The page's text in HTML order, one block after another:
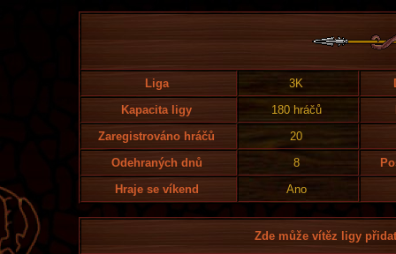
Liga 3K
Kapacita ligy
180 hráčů
Zaregistrováno hráčů
20
Odehraných dnů
8
Hraje se víkend
Ano
Zde může vítěz ligy